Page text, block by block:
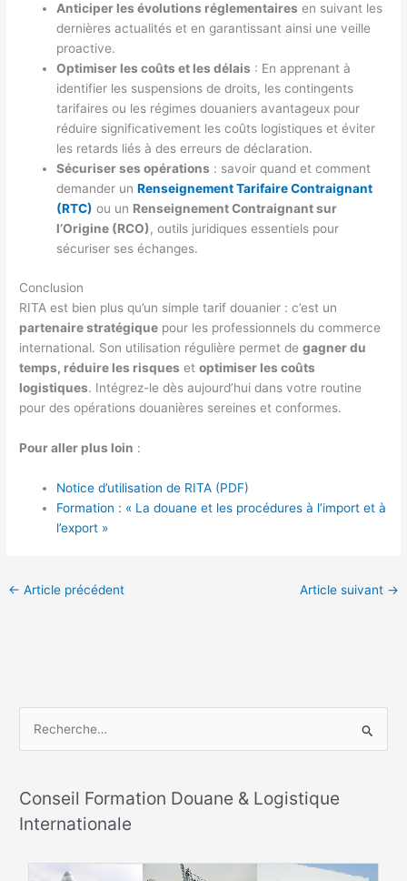
Anticiper les évolutions réglementaires en suivant les
dernières actualités et en garantissant ainsi une veille
proactive.
Optimiser les coûts et les délais : En apprenant à
identifier les suspensions de droits, les contingents
tarifaires ou les régimes douaniers avantageux pour
réduire significativement les coûts logistiques et éviter
les retards liés à des erreurs de déclaration.
Sécuriser ses opérations : savoir quand et comment
demander unRenseignement Tarifaire Contraignant
(RTC) ou un Renseignement Contraignant sur
l’Origine (RCO), outils juridiques essentiels pour
sécuriser ses échanges.
Conclusion
RITA est bien plus qu’un simple tarif douanier : c’est un
partenaire stratégique pour les professionnels du commerce
international. Son utilisation régulière permet degagner du
temps, réduire les risques etoptimiser les coûts
logistiques. Intégrez-le dès aujourd’hui dans votre routine
pour des opérations douanières sereines et conformes.
Pour aller plus loin :
Notice d’utilisation de RITA (PDF)
Formation : « La douane et les procédures à l’import et à
l’export »
← Article précédent Article suivant →
h
e
Conseil Formation Douane & Logistique
Internationale